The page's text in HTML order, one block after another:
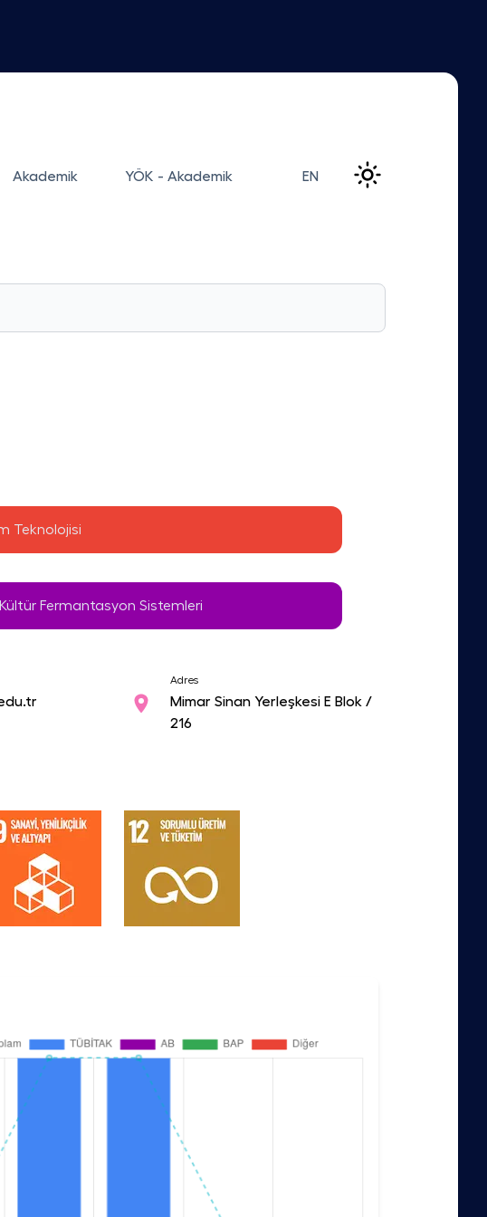
Akademik YÖK - Akademik EN
Teknolojisi
Kültür Fermantasyon Sistemleri
Adres
Mimar Sinan Yerleşkesi E Blok /
216